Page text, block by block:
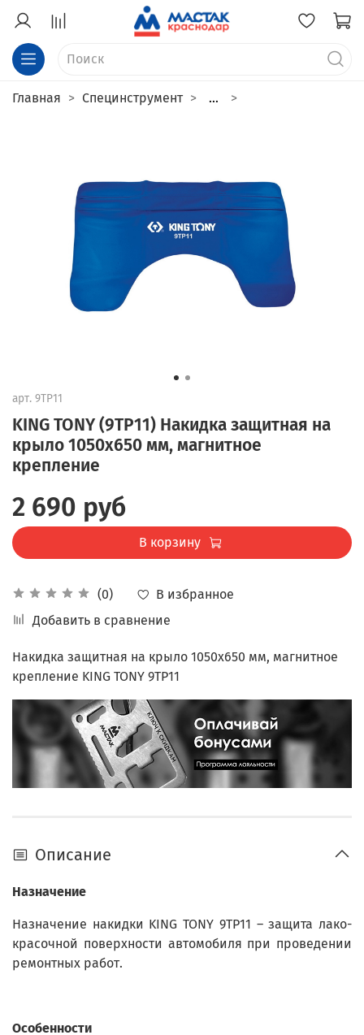
Главная Специнструмент ...
арт. 9TP11
KING TONY (9TP11) Накидка защитная на
крыло 1050х650 мм, магнитное
крепление
(0)
В избранное
Добавить в сравнение
2 690 руб
В корзину
Накидка защитная на крыло 1050х650 мм, магнитное
крепление KING TONY 9TP11
Описание
Назначение
Назначение накидки KING TONY 9TP11 – защита лако-
красочной поверхности автомобиля при проведении
ремонтных работ.
Особенности